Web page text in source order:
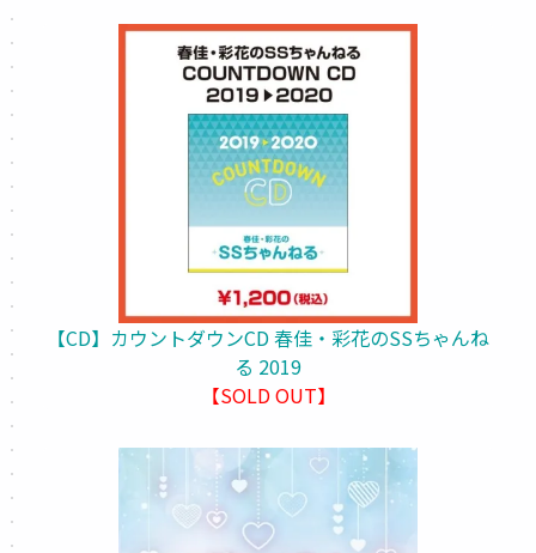
【CD】カウントダウンCD 春佳・彩花のSSちゃんね
る 2019
【SOLD OUT】